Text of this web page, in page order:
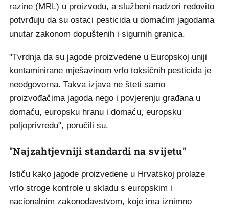
razine (MRL) u proizvodu, a službeni nadzori redovito
potvrđuju da su ostaci pesticida u domaćim jagodama
unutar zakonom dopuštenih i sigurnih granica.
"Tvrdnja da su jagode proizvedene u Europskoj uniji
kontaminirane mješavinom vrlo toksičnih pesticida je
neodgovorna. Takva izjava ne šteti samo
proizvođačima jagoda nego i povjerenju građana u
domaću, europsku hranu i domaću, europsku
poljoprivredu", poručili su.
"Najzahtjevniji standardi na svijetu"
Ističu kako jagode proizvedene u Hrvatskoj prolaze
vrlo stroge kontrole u skladu s europskim i
nacionalnim zakonodavstvom, koje ima iznimno